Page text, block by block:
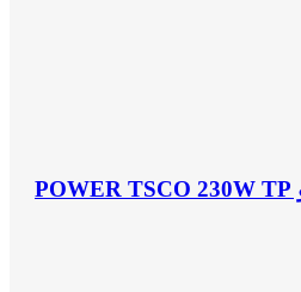
منبع تغذیه کامپیوتر تسکو POWER TSCO 230W TP